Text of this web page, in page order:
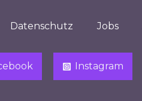
Datenschutz Jobs
Instagram